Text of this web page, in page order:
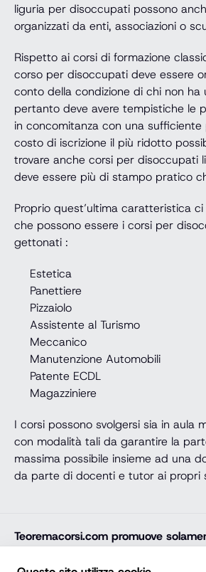
liguria per disoccupati possono
organizzati da enti, associazioni o
Rispetto ai corsi di formazione
corso per disoccupati deve essere
conto della condizione di chi non ha
pertanto deve avere tempistiche le
in concomitanza con una sufficiente
costo di iscrizione il più ridotto
trovare anche corsi per disoccupati
deve essere più di stampo pratico
Proprio quest’ultima caratteristica
che possono essere i corsi per
gettonati :
Estetica
Panettiere
Pizzaiolo
Assistente al Turismo
Meccanico
Manutenzione Automobili
Patente ECDL
Magazziniere
I corsi possono svolgersi sia in aula
con modalità tali da garantire la
massima possibile insieme ad una
da parte di docenti e tutor ai propri
Teoremacorsi.com promuove
professionali, corsi per il diploma